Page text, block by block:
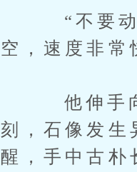
“不要动手
空，速度非常
他伸手向着
刻，石像发生
醒，手中古朴